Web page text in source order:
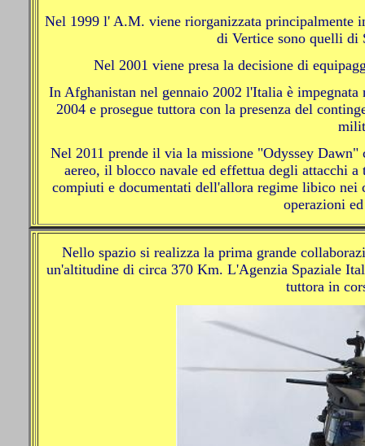
Nel 1999 l' A.M. viene riorganizzata principalmente
di Vertice sono quelli di
Nel 2001 viene presa la decisione di
In Afghanistan nel gennaio 2002 l'Italia è
2004 e prosegue tuttora con la presenza del
Nel 2011 prende il via la missione "Odyssey
aereo, il blocco navale ed effettua degli attacchi
compiuti e documentati dell'allora regime libico
operazioni
Nello spazio si realizza la prima grande
un'altitudine di circa 370 Km. L'Agenzia Spaziale
tuttora in